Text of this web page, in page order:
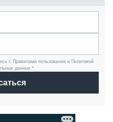
с Правилами пользования и Политикой
данных *